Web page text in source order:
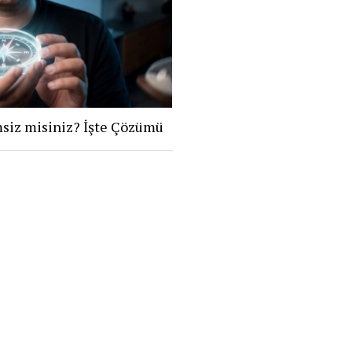
misiniz? İşte Çözümü